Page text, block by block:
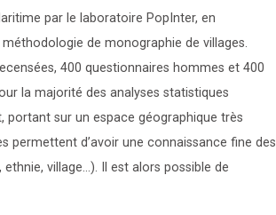
par le laboratoire PopInter, en
de monographie de villages.
400 questionnaires hommes et 400
la majorité des analyses statistiques
portant sur un espace géographique très
permettent d’avoir une connaissance fine des
village…). Il est alors possible de